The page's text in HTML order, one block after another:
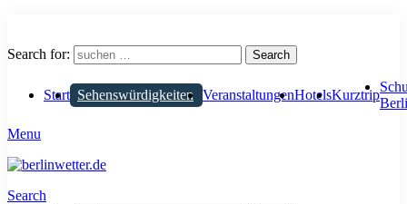
Search for: Search
Start Sehenswürdigkeiten VeranstaltungenHotelsKurztrip
Menu
Search